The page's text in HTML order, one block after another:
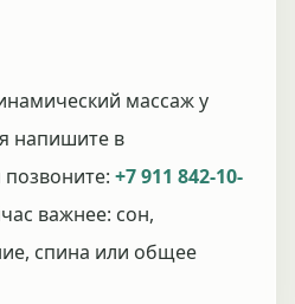
массаж у
напишите в
позвоните: +7 911 842-10-
важнее: сон,
спина или общее